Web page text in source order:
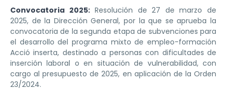
Convocatoria 2025:Resolución de 27 de marzo de
2025, de la Dirección General, por la que se aprueba la
convocatoria de la segunda etapa de subvenciones para
el desarrollo del programa mixto de empleo-formación
Acció inserta, destinado a personas con dificultades de
inserción laboral o en situación de vulnerabilidad, con
cargo al presupuesto de 2025, en aplicación de la Orden
23/2024.